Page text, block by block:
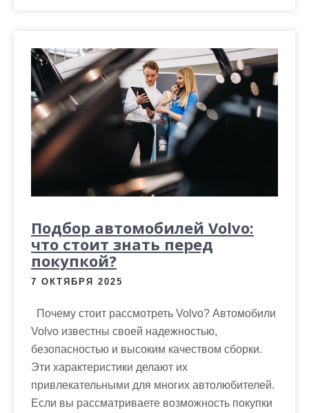
Подбор автомобилей Volvo:
что стоит знать перед
покупкой?
7 ОКТЯБРЯ 2025
Почему стоит рассмотреть Volvo? Автомобили
Volvo известны своей надежностью,
безопасностью и высоким качеством сборки.
Эти характеристики делают их
привлекательными для многих автолюбителей.
Если вы рассматриваете возможность покупки